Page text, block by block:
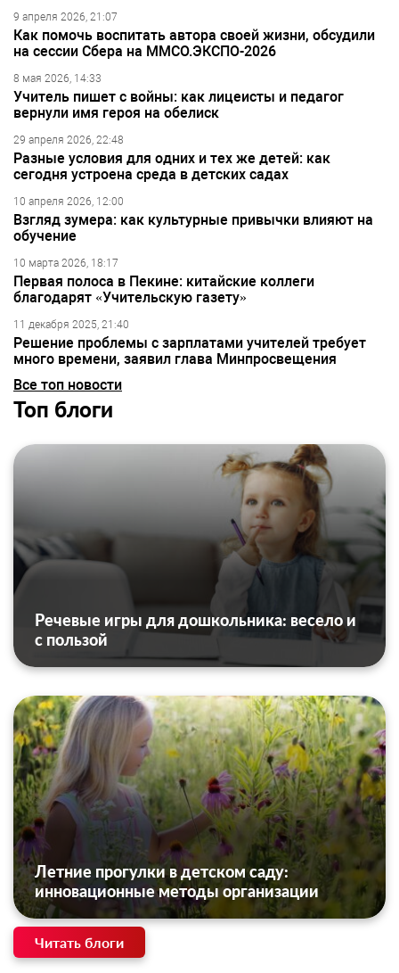
9 апреля 2026, 21:07
Как помочь воспитать автора своей жизни, обсудили
на сессии Сбера на ММСО.ЭКСПО-2026
8 мая 2026, 14:33
Учитель пишет с войны: как лицеисты и педагог
вернули имя героя на обелиск
29 апреля 2026, 22:48
Разные условия для одних и тех же детей: как
сегодня устроена среда в детских садах
10 апреля 2026, 12:00
Взгляд зумера: как культурные привычки влияют на
обучение
10 марта 2026, 18:17
Первая полоса в Пекине: китайские коллеги
благодарят «Учительскую газету»
11 декабря 2025, 21:40
Решение проблемы с зарплатами учителей требует
много времени, заявил глава Минпросвещения
Все топ новости
Топ блоги
Речевые игры для дошкольника: весело и
с пользой
Летние прогулки в детском саду:
инновационные методы организации
Читать блоги